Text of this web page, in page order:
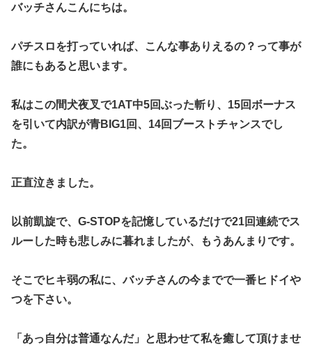
バッチさんこんにちは。
パチスロを打っていれば、こんな事ありえるの？って事が
誰にもあると思います。
私はこの間犬夜叉で1AT中5回ぶった斬り、15回ボーナス
を引 いて内訳が青BIG1回、14回ブーストチャンスでし
た。
正直泣きました。
以前凱旋で、G-STOPを記憶しているだけで21回連続でス
ルーした時も悲しみに暮れましたが、もうあんまりです。
そこでヒキ弱の私に、バッチさんの今までで一番ヒドイや
つを下さい。
「あっ自分は普通なんだ」と思わせて私を癒して頂けませ